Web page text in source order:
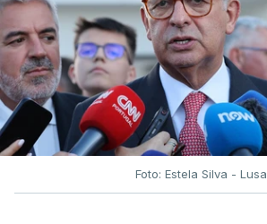
Foto: Estela Silva - Lusa